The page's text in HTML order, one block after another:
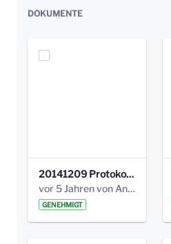
DOKUMENTE
20141209 Protokoll Park am Gesundheitsamt 04.pdf
vor 5 Jahren von Anni Schlumberger
GENEHMIGT